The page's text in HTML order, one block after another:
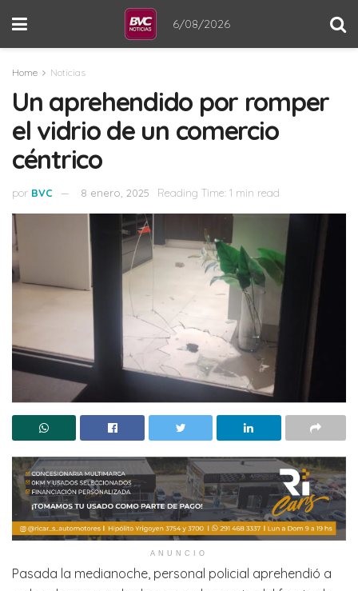
6/08/2026
Home Noticias
Un aprehendido por romper
el vidrio de un comercio
céntrico
por BVC 8 enero, 2025 Reading Time: 1 min read
ANUNCIO
Pasada la medianoche, personal policial aprehendió a